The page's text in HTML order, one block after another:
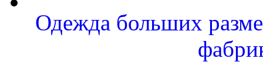
Одежда больших